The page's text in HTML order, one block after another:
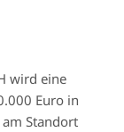
wird eine
Euro in
Standort